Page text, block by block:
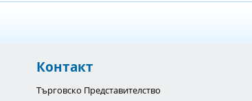
Контакт
Търговско Представителство